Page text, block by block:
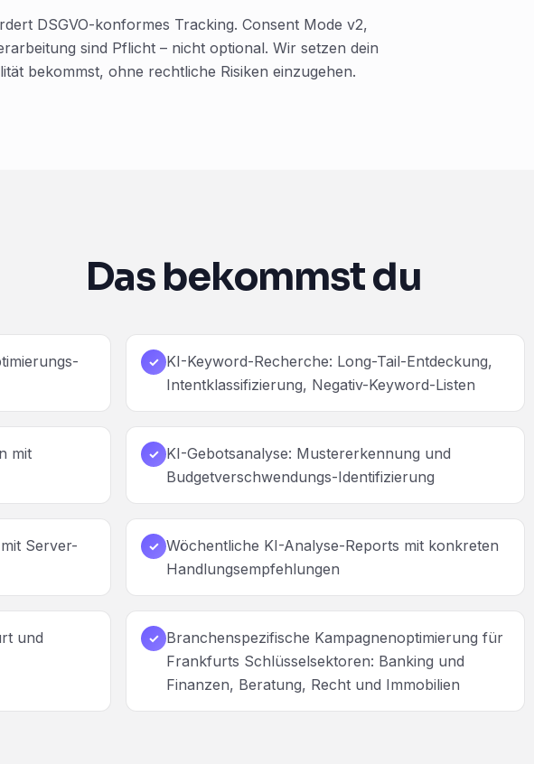
DSGVO-konformes Tracking. Consent Mode v2,
sind Pflicht – nicht optional. Wir setzen dein
bekommst, ohne rechtliche Risiken einzugehen.
Das bekommst du
✓ KI-Keyword-Recherche: Long-Tail-Entdeckung,
Intentklassifizierung, Negativ-Keyword-Listen
mit
✓ KI-Gebotsanalyse: Mustererkennung und
Budgetverschwendungs-Identifizierung
Server-
✓ Wöchentliche KI-Analyse-Reports mit konkreten
Handlungsempfehlungen
und
✓ Branchenspezifische Kampagnenoptimierung für
Frankfurts Schlüsselsektoren: Banking und
Finanzen, Beratung, Recht und Immobilien